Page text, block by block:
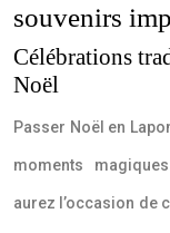
souvenirs
Célébrations
Noël
Passer Noël en
moments
aurez l’occasion de